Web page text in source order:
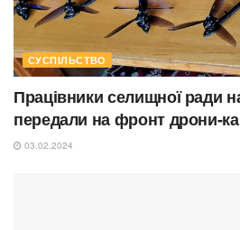
СУСПІЛЬСТВО
Працівники селищної ради
передали на фронт дрони-
03.02.2024